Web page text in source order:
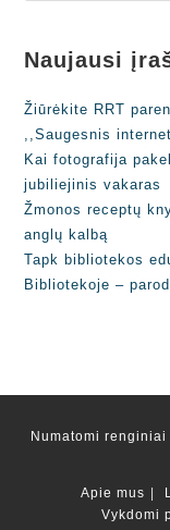
Naujausi
Žiūrėkite RRT
,,Saugesnis
Kai fotografija
jubiliejinis vakaras
Žmonos receptų
anglų kalbą
Tapk bibliotekos
Bibliotekoje –
Numatomi renginiai
Apie mus
Vykdomi